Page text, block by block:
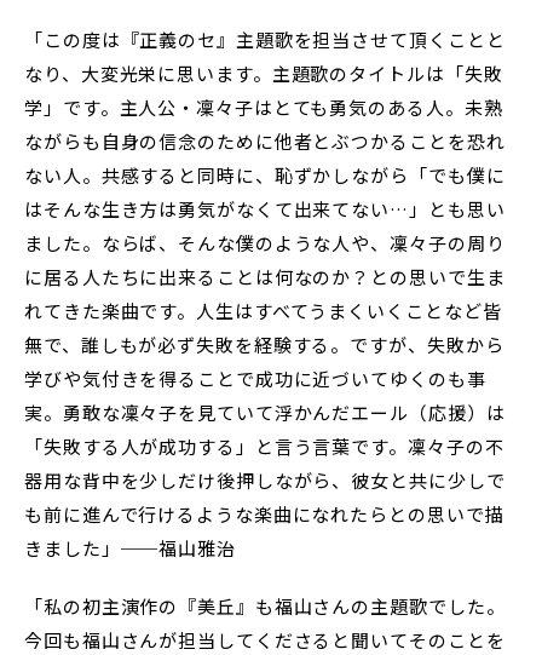
「この度は『正義のセ』主題歌を担当させて頂くことと
なり、大変光栄に思います。主題歌のタイトルは「失敗
学」です。主人公・凜々子はとても勇気のある人。未熟
ながらも自身の信念のために他者とぶつかることを恐れ
ない人。共感すると同時に、恥ずかしながら「でも僕に
はそんな生き方は勇気がなくて出来てない…」とも思い
ました。ならば、そんな僕のような人や、凜々子の周り
に居る人たちに出来ることは何なのか？との思いで生ま
れてきた楽曲です。人生はすべてうまくいくことなど皆
無で、誰しもが必ず失敗を経験する。ですが、失敗から
学びや気付きを得ることで成功に近づいてゆくのも事
実。勇敢な凜々子を見ていて浮かんだエール（応援）は
「失敗する人が成功する」と言う言葉です。凜々子の不
器用な背中を少しだけ後押しながら、彼女と共に少しで
も前に進んで行けるような楽曲になれたらとの思いで描
きました」──福山雅治
「私の初主演作の『美丘』も福山さんの主題歌でした。
今回も福山さんが担当してくださると聞いてそのことを